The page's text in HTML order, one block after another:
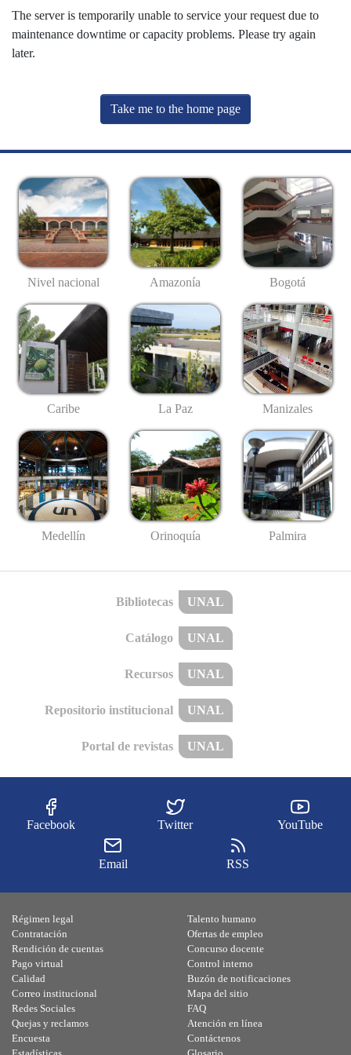
The server is temporarily unable to service your request due to
maintenance downtime or capacity problems. Please try again
later.
Take me to the home page
Nivel nacional Amazonía Bogotá
Caribe La Paz Manizales
Medellín Orinoquía Palmira
Bibliotecas UNAL
Catálogo UNAL
Recursos UNAL
Repositorio institucional UNAL
Portal de revistas UNAL
Facebook Twitter YouTube
Email RSS
Régimen legal
Contratación
Rendición de cuentas
Pago virtual
Calidad
Talento humano
Ofertas de empleo
Concurso docente
Control interno
Buzón de notificaciones
Correo institucional
Redes Sociales
Quejas y reclamos
Encuesta
Mapa del sitio
FAQ
Atención en línea
Contáctenos